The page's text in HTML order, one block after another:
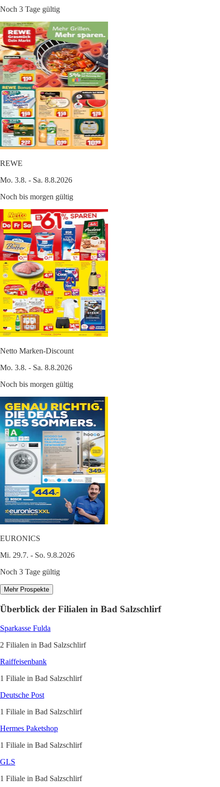
Noch 3 Tage gültig
REWE
Mo. 3.8. - Sa. 8.8.2026
Noch bis morgen gültig
Netto Marken-Discount
Mo. 3.8. - Sa. 8.8.2026
Noch bis morgen gültig
EURONICS
Mi. 29.7. - So. 9.8.2026
Noch 3 Tage gültig
Mehr Prospekte
Überblick der Filialen in Bad Salzschlirf
Sparkasse Fulda
2 Filialen in Bad Salzschlirf
Raiffeisenbank
1 Filiale in Bad Salzschlirf
Deutsche Post
1 Filiale in Bad Salzschlirf
Hermes Paketshop
1 Filiale in Bad Salzschlirf
GLS
1 Filiale in Bad Salzschlirf